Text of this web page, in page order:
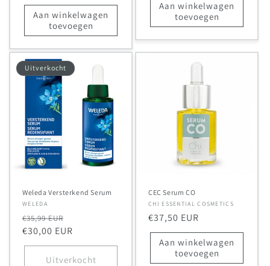
prijs
Aan winkelwagen
toevoegen
Aan winkelwagen
toevoegen
Uitverkocht
Weleda Versterkend Serum
Verkoper:
WELEDA
Normale
prijs
€35,99 EUR
€30,00 EUR
Uitverkocht
CEC Serum CO
Verkoper:
CHI ESSENTIAL COSMETICS
Normale
prijs
€37,50 EUR
Aan winkelwagen
toevoegen